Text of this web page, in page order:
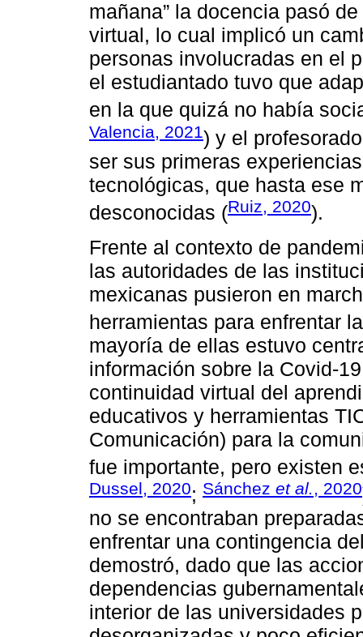
mañana” la docencia pasó
virtual, lo cual implicó un
personas involucradas en el
el estudiantado tuvo que
en la que quizá no había
Valencia, 2021) y el
ser sus primeras
tecnológicas, que hasta ese
desconocidas (Ruiz, 2020).
Frente al contexto de
las autoridades de las
mexicanas pusieron en
herramientas para enfrentar
mayoría de ellas estuvo
información sobre la Covid-
continuidad virtual del
educativos y herramientas
Comunicación) para la
fue importante, pero existen
Dussel, 2020; Sánchez et al., 2020
no se encontraban
enfrentar una contingencia
demostró, dado que las
dependencias
interior de las universidades